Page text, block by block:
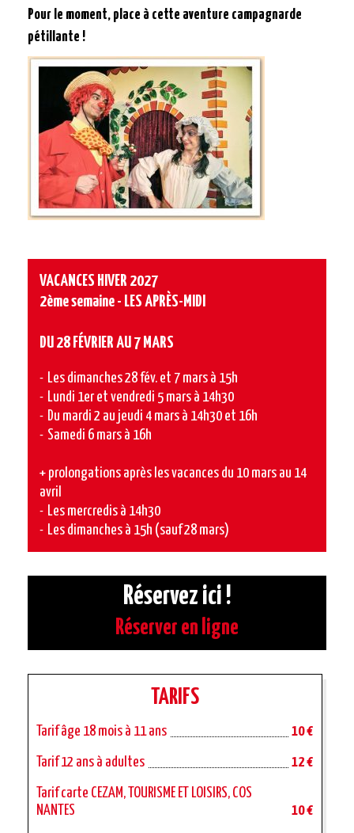
Pour le moment, place à cette aventure campagnarde
pétillante !
VACANCES HIVER 2027
2ème semaine - LES APRÈS-MIDI
DU 28 FÉVRIER AU 7 MARS
Les dimanches 28 fév. et 7 mars à 15h
Lundi 1er et vendredi 5 mars à 14h30
Du mardi 2 au jeudi 4 mars à 14h30 et 16h
Samedi 6 mars à 16h
+ prolongations après les vacances du 10 mars au 14
avril
Les mercredis à 14h30
Les dimanches à 15h (sauf 28 mars)
Réservez ici !
Réserver en ligne
TARIFS
Tarif âge 18 mois à 11 ans 10 €
Tarif 12 ans à adultes 12 €
Tarif carte CEZAM, TOURISME ET LOISIRS, COS
NANTES
10 €